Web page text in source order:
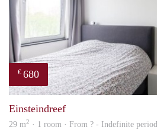
€ 680
Einsteindreef
29 m2 · 1 room · From ? - Indefinite period